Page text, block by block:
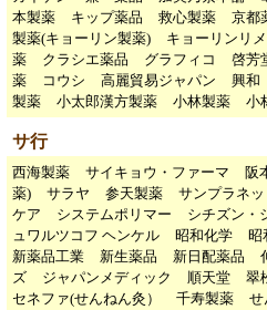
本製薬
キップ薬品 救心製薬 京都
製薬(キョーリン製薬)
キョーリンリ
薬
クラシエ薬品 グラフィコ 啓芳
薬
コウシ 高麗貿易ジャパン 興和
製薬
小太郎漢方製薬 小林製薬 小
サ行
西海製薬 サイキョウ・ファーマ 阪
薬)
サラヤ 参天製薬 サンプラネッ
ケア
システムポリマー シチズン・
ュワルツコフ ヘンケル
昭和化学 昭
新薬品工業
新生薬品 新日配薬品
ズ
ジャパンメディック 順天堂 翠
セネファ(せんねん灸）
千寿製薬 せ